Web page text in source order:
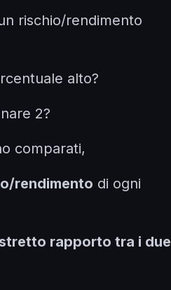
rischio/rendimento
alto?
2?
comparati,
rendimento di ogni
stretto rapporto tra i due